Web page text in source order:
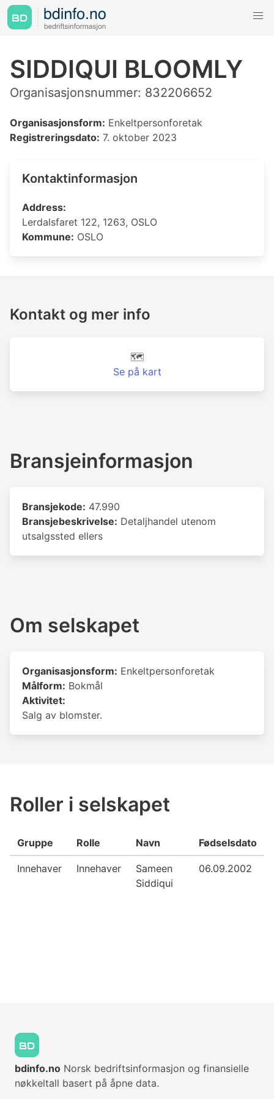
SIDDIQUI BLOOMLY
Organisasjonsnummer: 832206652
Organisasjonsform: Enkeltpersonforetak
Registreringsdato: 7. oktober 2023
Kontaktinformasjon
Address:
Lerdalsfaret 122, 1263, OSLO
Kommune: OSLO
Kontakt og mer info
🗺️
Se på kart
Bransjeinformasjon
Bransjekode: 47.990
Bransjebeskrivelse: Detaljhandel utenom
utsalgssted ellers
Om selskapet
Organisasjonsform: Enkeltpersonforetak
Målform: Bokmål
Aktivitet:
Salg av blomster.
Roller i selskapet
Gruppe Rolle Navn Fødselsdato
Innehaver Innehaver
Sameen
Siddiqui
06.09.2002
bdinfo.no Norsk bedriftsinformasjon og finansielle
nøkkeltall basert på åpne data.